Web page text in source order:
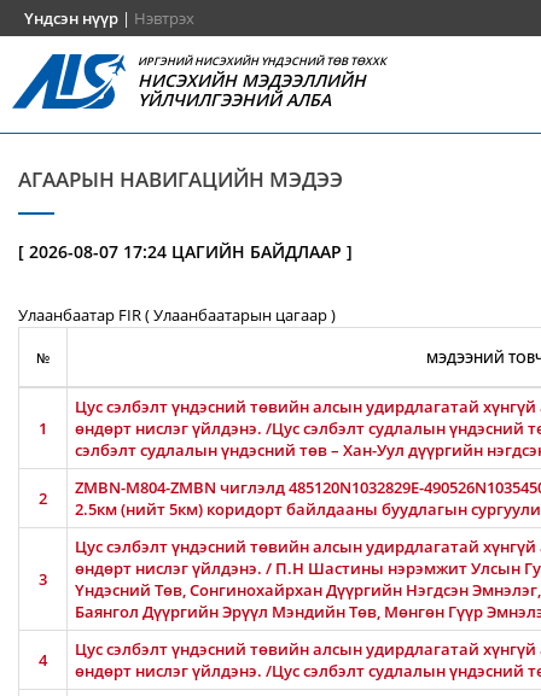
Үндсэн нүүр | Нэвтрэх
ИРГЭНИЙ НИСЭХИЙН ҮНДЭСНИЙ ТӨВ ТӨХХК
НИСЭХИЙН МЭДЭЭЛЛИЙН
ҮЙЛЧИЛГЭЭНИЙ АЛБА
АГААРЫН НАВИГАЦИЙН МЭДЭЭ
[ 2026-08-07 17:24 ЦАГИЙН БАЙДЛААР ]
Улаанбаатар FIR ( Улаанбаатарын цагаар )
№ МЭДЭЭНИЙ
1
Цус сэлбэлт үндэсний төвийн алсын удирдлагатай
өндөрт нислэг үйлдэнэ. /Цус сэлбэлт судлалын үндэсний
сэлбэлт судлалын үндэсний төв – Хан-Уул дүүргийн
2
ZMBN-M804-ZMBN чиглэлд 485120N1032829E-
2.5км (нийт 5км) коридорт байлдааны буудлагын
3
Цус сэлбэлт үндэсний төвийн алсын удирдлагатай
өндөрт нислэг үйлдэнэ. / П.Н Шастины нэрэмжит Улсын
Үндэсний Төв, Сонгинохайрхан Дүүргийн Нэгдсэн
Баянгол Дүүргийн Эрүүл Мэндийн Төв, Мөнгөн Гүүр
4
Цус сэлбэлт үндэсний төвийн алсын удирдлагатай
өндөрт нислэг үйлдэнэ. /Цус сэлбэлт судлалын үндэсний